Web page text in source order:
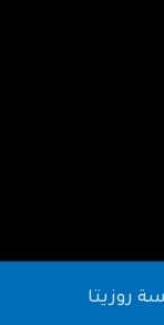
روزيتا